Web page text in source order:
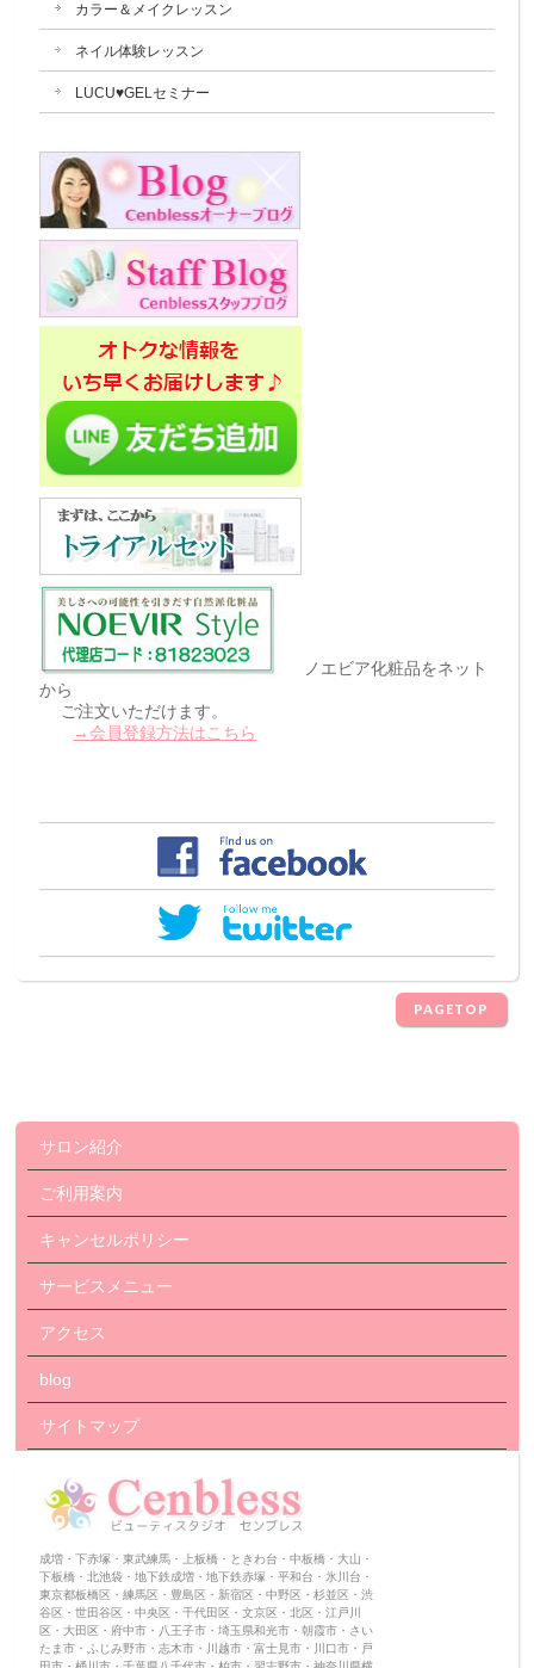
カラー＆メイクレッスン
ネイル体験レッスン
LUCU♥GELセミナー
ノエビア化粧品をネット
から
ご注文いただけます。
→会員登録方法はこちら
PAGETOP
サロン紹介
ご利用案内
キャンセルポリシー
サービスメニュー
アクセス
blog
サイトマップ
成増・下赤塚・東武練馬・上板橋・ときわ台・中板橋・大山・
下板橋・北池袋・地下鉄成増・地下鉄赤塚・平和台・氷川台・
東京都板橋区・練馬区・豊島区・新宿区・中野区・杉並区・渋
谷区・世田谷区・中央区・千代田区・文京区・北区・江戸川
区・大田区・府中市・八王子市・埼玉県和光市・朝霞市・さい
たま市・ふじみ野市・志木市・川越市・富士見市・川口市・戸